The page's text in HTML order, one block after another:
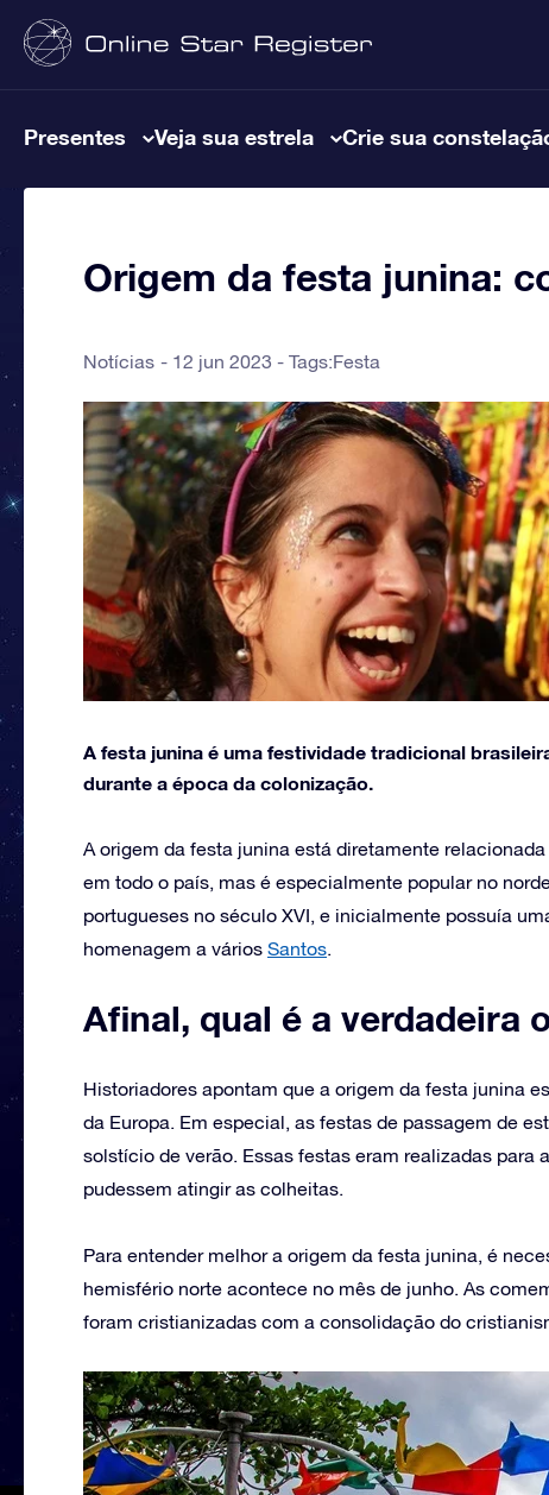
Presentes Veja sua estrela Crie sua
Origem da festa junina:
Notícias 12 jun 2023 - Tags:Festa
A festa junina é uma festividade tradicional
durante a época da colonização.
A origem da festa junina está diretamente
em todo o país, mas é especialmente popular no
portugueses no século XVI, e inicialmente possuía
homenagem a vários Santos.
Afinal, qual é a verdadeira
Historiadores apontam que a origem da festa junina
da Europa. Em especial, as festas de passagem de
solstício de verão. Essas festas eram realizadas para
pudessem atingir as colheitas.
Para entender melhor a origem da festa junina, é
hemisfério norte acontece no mês de junho. As
foram cristianizadas com a consolidação do